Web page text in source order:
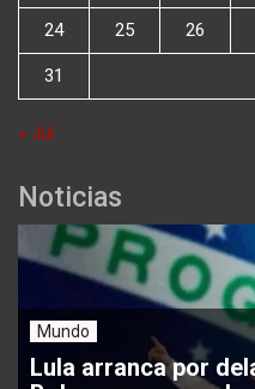
24 25 26
31
« Jul
Noticias
Mundo
Lula arranca por